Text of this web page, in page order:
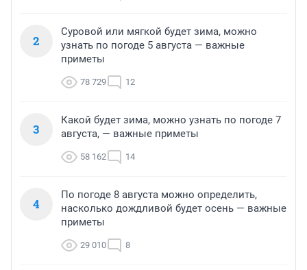
2
Суровой или мягкой будет зима, можно
узнать по погоде 5 августа — важные
приметы
78 729 12
3
Какой будет зима, можно узнать по погоде 7
августа, — важные приметы
58 162 14
4
По погоде 8 августа можно определить,
насколько дождливой будет осень — важные
приметы
29 010 8